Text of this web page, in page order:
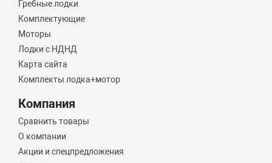
Гребные лодки
Комплектующие
Моторы
Лодки с НДНД
Карта сайта
Комплекты лодка+мотор
Компания
Сравнить товары
О компании
Акции и спецпредложения